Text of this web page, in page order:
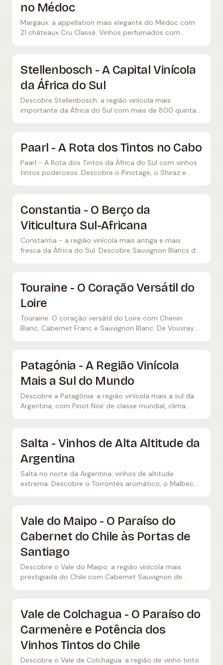
no Médoc
Margaux: a appellation mais elegante do Médoc com
21 châteaux Cru Classé. Vinhos perfumados com
Stellenbosch - A Capital Vinícola
da África do Sul
Descobre Stellenbosch: a região vinícola mais
importante da África do Sul com mais de 800 quintas,
Paarl - A Rota dos Tintos no Cabo
Paarl - A Rota dos Tintos da África do Sul com vinhos
tintos poderosos. Descobre o Pinotage, o Shiraz e
Constantia - O Berço da
Viticultura Sul-Africana
Constantia - a região vinícola mais antiga e mais
fresca da África do Sul. Descobre Sauvignon Blancs de
Touraine - O Coração Versátil do
Loire
Touraine: O coração versátil do Loire com Chenin
Blanc, Cabernet Franc e Sauvignon Blanc. De Vouvray a
Patagónia - A Região Vinícola
Mais a Sul do Mundo
Descobre a Patagónia: a região vinícola mais a sul da
Argentina, com Pinot Noir de classe mundial, clima
Salta - Vinhos de Alta Altitude da
Argentina
Salta no norte da Argentina: vinhos de altitude
extrema. Descobre o Torrontés aromático, o Malbec
Vale do Maipo - O Paraíso do
Cabernet do Chile às Portas de
Santiago
Descobre o Vale do Maipo: a região vinícola mais
prestigiada do Chile com Cabernet Sauvignon de
Vale de Colchagua - O Paraíso do
Carmenère e Potência dos
Vinhos Tintos do Chile
Descobre o Vale de Colchagua: a região de vinho tinto